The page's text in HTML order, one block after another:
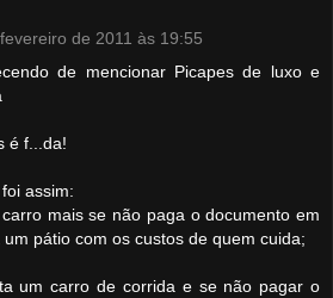
de 2011 às 19:55
de mencionar Picapes de luxo e
é f...da!
assim:
mais se não paga o documento em
pátio com os custos de quem cuida;
um carro de corrida e se não pagar o